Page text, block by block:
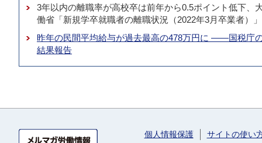
3年以内の離職率が高校卒は前年から0.5ポイント低下
働省「新規学卒就職者の離職状況（2022年3月卒業者）」
昨年の民間平均給与が過去最高の478万円に ――国税庁
結果報告
個人情報保護 サイトの使い